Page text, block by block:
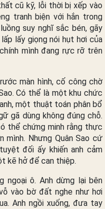
cũ kỹ, lỗi thời bị xếp vào
tranh biện với hắn trong
suy nghĩ sắc bén, gãy
lấy giọng nói hụt hơi của
mình đang rực rỡ trên
màn hình, cố công chờ
Có thể là một khu chức
một thuật toán phân bổ
gã dùng không đúng chỗ.
thể chứng minh rằng thực
mình. Nhưng Quân Sao cứ
đối ấy khiến anh cảm
kẽ hở để can thiệp.
ngoại ô. Anh dừng lại bên
vào bờ đất nghe như hơi
Anh ngồi xuống, đưa tay